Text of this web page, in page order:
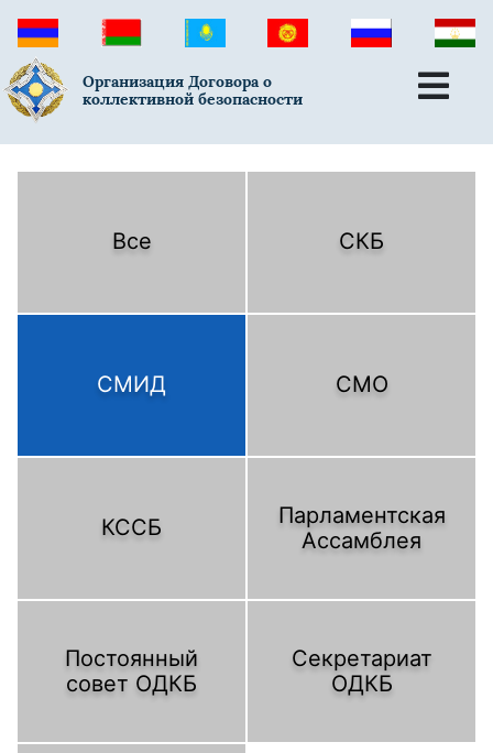
Организация Договора о
коллективной безопасности
Все СКБ
СМИД СМО
КССБ
Парламентская
Ассамблея
Постоянный
совет ОДКБ
Секретариат
ОДКБ